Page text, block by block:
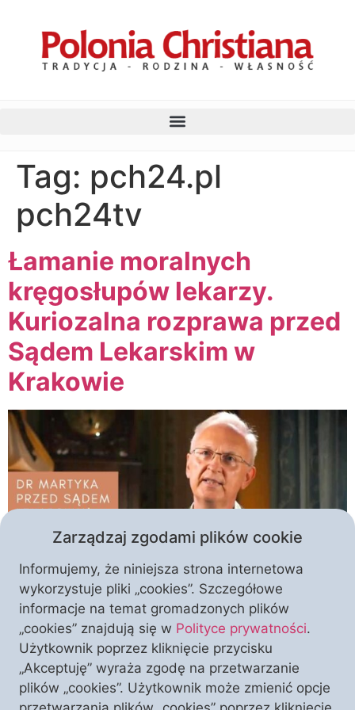
Tag: pch24.pl
pch24tv
Łamanie moralnych
kręgosłupów lekarzy.
Kuriozalna rozprawa przed
Sądem Lekarskim w
Krakowie
W poniedziałek 19 grudnia o godzinie 10:00 w
Krakowie przed Sądem Lekarskim odbędzie się
rozprawa przeciwko doktorowi nauk medycznych
Zbigniewowi Martyce, który kwestionował
sensowność powszechnego testowania przeciw
COVID-19. To kolejna próba egzekwowania represji
Zarządzaj zgodami plików cookie
Informujemy, że niniejsza strona internetowa
wykorzystuje pliki „cookies”. Szczegółowe
informacje na temat gromadzonych plików
„cookies” znajdują się w Polityce prywatności.
Użytkownik poprzez kliknięcie przycisku
„Akceptuję” wyraża zgodę na przetwarzanie
plików „cookies”. Użytkownik może zmienić opcje